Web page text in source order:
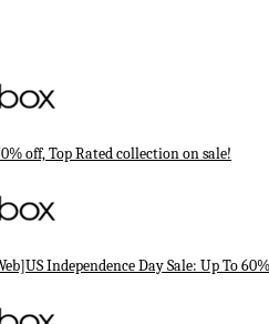
off, Top Rated collection on sale!
Independence Day Sale: Up To